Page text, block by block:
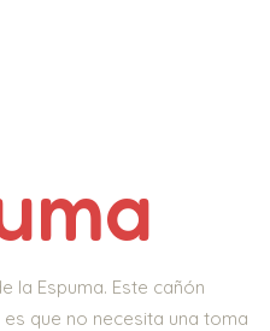
la Espuma. Este cañón
que no necesita una toma